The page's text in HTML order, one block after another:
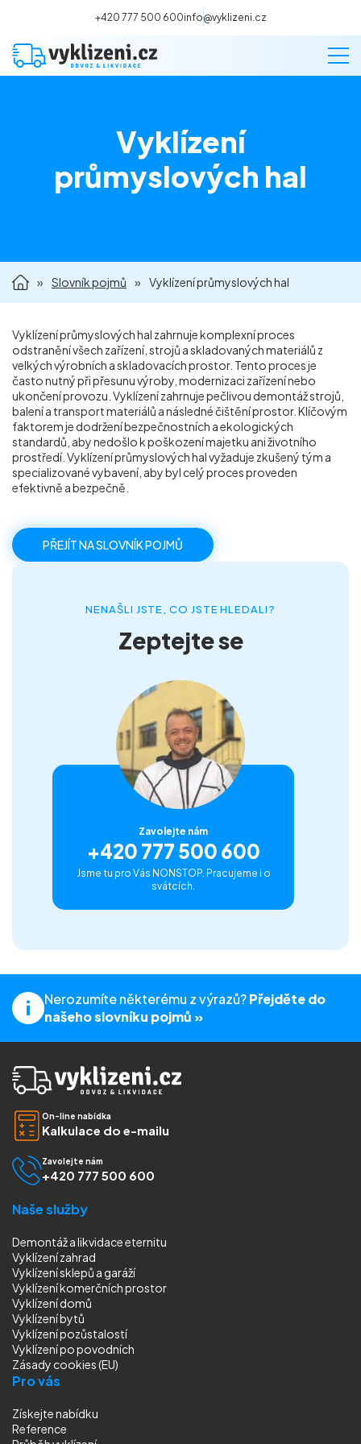
+420 777 500 600info@vyklizeni.cz
Stěhování
Deratizace a dezinsekce
Úklid
Příprava nemovitostí na prodej
Reference
Kontakt
Vyklízení
průmyslových hal
» Slovník pojmů » Vyklízení průmyslových hal
Vyklízení průmyslových hal zahrnuje komplexní proces
odstranění všech zařízení, strojů a skladovaných materiálů z
velkých výrobních a skladovacích prostor. Tento proces je
často nutný při přesunu výroby, modernizaci zařízení nebo
ukončení provozu. Vyklízení zahrnuje pečlivou demontáž strojů,
balení a transport materiálů a následné čištění prostor. Klíčovým
faktorem je dodržení bezpečnostních a ekologických
standardů, aby nedošlo k poškození majetku ani životního
prostředí. Vyklízení průmyslových hal vyžaduje zkušený tým a
specializované vybavení, aby byl celý proces proveden
efektivně a bezpečně.
PŘEJÍT NA SLOVNÍK POJMŮ
NENAŠLI JSTE, CO JSTE HLEDALI?
Zeptejte se
Zavolejte nám
+420 777 500 600
Jsme tu pro Vás NONSTOP. Pracujeme i o
svátcích.
Nerozumíte některému z výrazů?Přejděte do
našeho slovníku pojmů »
On-line nabídka
Kalkulace do e-mailu
Zavolejte nám
+420 777 500 600
Naše služby
Demontáž a likvidace eternitu
Vyklízení zahrad
Vyklízení sklepů a garáží
Vyklízení komerčních prostor
Vyklízení domů
Vyklízení bytů
Vyklízení pozůstalostí
Vyklízenípo povodních
Zásady cookies (EU)
Pro vás
Získejte nabídku
Reference